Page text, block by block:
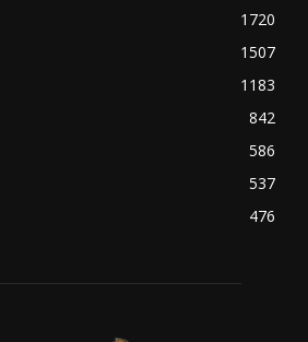
1720
1507
1183
842
586
537
476